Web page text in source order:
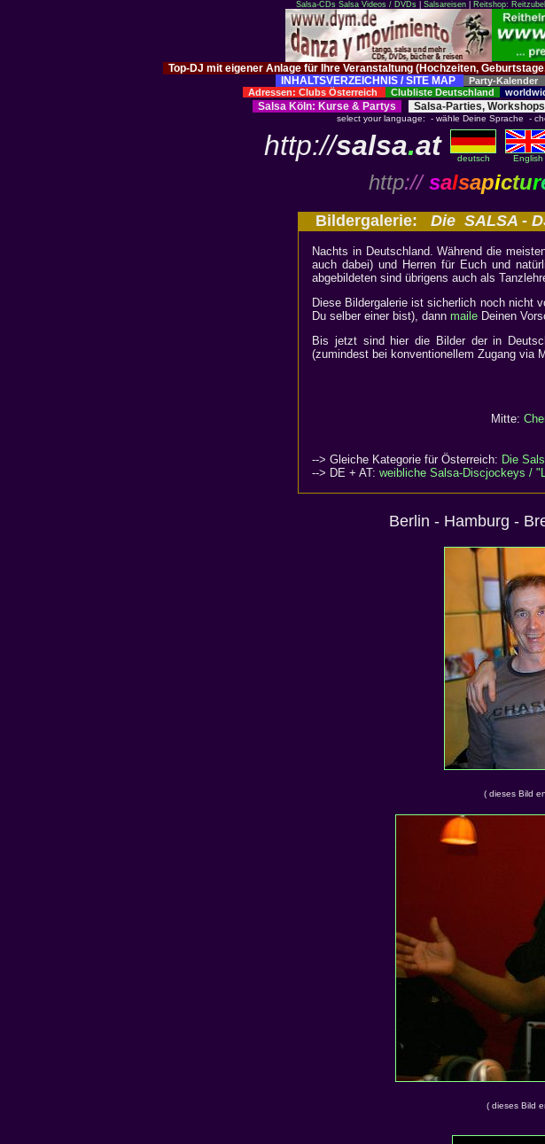
Salsa-CDs Salsa Videos / DVDs| Salsareisen| Reitshop:
Top-DJ mit eigener Anlage für Ihre Veranstaltung (Hochzeiten,
INHALTSVERZEICHNIS / SITE MAP
Party-Kalender
Adressen: Clubs Österreich
Clubliste Deutschland
Salsa Köln: Kurse& Partys Salsa-Parties,
select your language: - wähle Deine Sprache -
http://salsa.at deutsch English
http:// salsapictur
Bildergalerie: Die SALSA -
Nachts in Deutschland. Während die
auch dabei) und Herren für Euch und
abgebildeten sind übrigens auch als
Diese Bildergalerie ist sicherlich noch nicht
Du selber einer bist), dann maile Deinen
Bis jetzt sind hier die Bilder der in
(zumindest bei konventionellem Zugang via
Mitte:
--> Gleiche Kategorie für Österreich: Die
--> DE + AT: weibliche Salsa-Discjockeys /
Berlin - Hamburg -
( dieses Bild
( dieses Bild